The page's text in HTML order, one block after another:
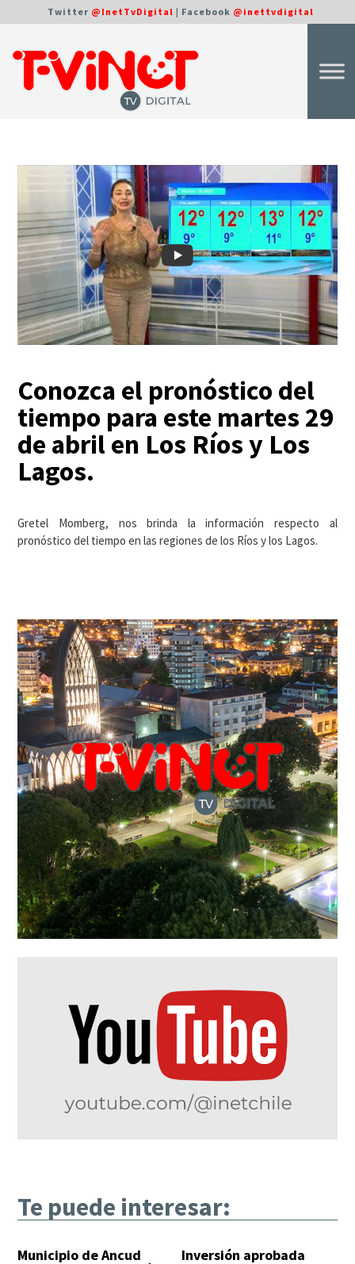
Twitter @InetTvDigital | Facebook @inettvdigital
Conozca el pronóstico del
tiempo para este martes 29
de abril en Los Ríos y Los
Lagos.
Gretel Momberg, nos brinda la información respecto al
pronóstico del tiempo en las regiones de los Ríos y los Lagos.
Te puede interesar:
Municipio de Ancud Inversión aprobada